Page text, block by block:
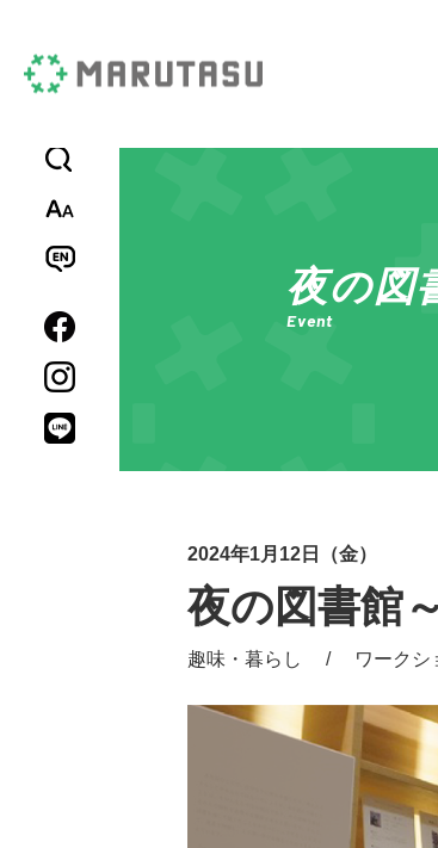
標準
日本語
夜の図
Event
2024年1月12日（金）
夜の図書館
趣味・暮らし / ワークシ